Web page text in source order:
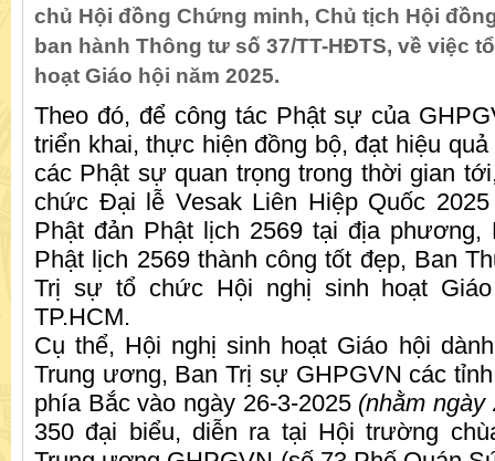
chủ Hội đồng Chứng minh, Chủ tịch Hội
ban hành Thông tư số 37/TT-HĐTS, về việc
hoạt Giáo hội năm 2025.
Theo đó, để công tác Phật sự của
triển khai, thực hiện đồng bộ, đạt hiệu
các Phật sự quan trọng trong thời gian
chức Đại lễ Vesak Liên Hiệp Quốc
Phật đản Phật lịch 2569 tại địa
Phật lịch 2569 thành công tốt đẹp, Ban
Trị sự tổ chức Hội nghị sinh hoạt
TP.HCM.
Cụ thể, Hội nghị sinh hoạt Giáo hội
Trung ương, Ban Trị sự GHPGVN các
phía Bắc vào ngày 26-3-2025 (nhằm ngày
350 đại biểu, diễn ra tại Hội trường